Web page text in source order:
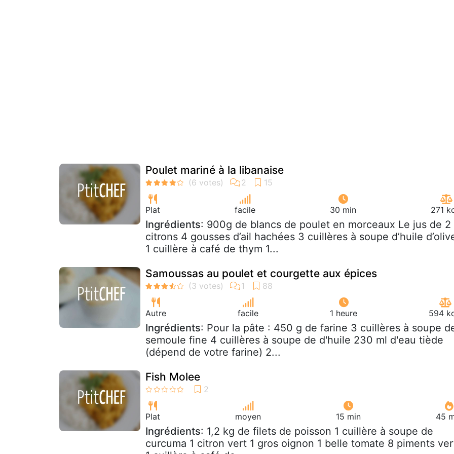
Poulet mariné à la libanaise
Plat facile 30 min 271
Ingrédients: 900g de blancs de poulet en morceaux Le jus de 2
citrons 4 gousses d’ail hachées 3 cuillères à soupe d’huile
1 cuillère à café de thym 1...
Samoussas au poulet et courgette aux épices
Autre facile 1 heure 594
Ingrédients: Pour la pâte : 450 g de farine 3 cuillères à soupe
semoule fine 4 cuillères à soupe de d'huile 230 ml d'eau tiède
(dépend de votre farine) 2...
Fish Molee
Plat moyen 15 min 45
Ingrédients: 1,2 kg de filets de poisson 1 cuillère à soupe de
curcuma 1 citron vert 1 gros oignon 1 belle tomate 8 piments